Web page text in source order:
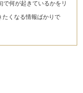
で何が起きているかをリ
たくなる情報ばかりで